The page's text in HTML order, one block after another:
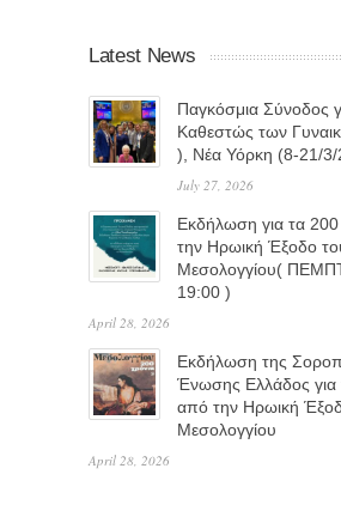
Latest News
Παγκόσμια Σύνοδος
Καθεστώς των
), Νέα Υόρκη (8-21/3/
July 27, 2026
Eκδήλωση για τα
την Ηρωική Έξοδο
Μεσολογγίου(
19:00 )
April 28, 2026
Εκδήλωση της
Ένωσης Ελλάδος για
από την Ηρωική
Μεσολογγίου
April 28, 2026